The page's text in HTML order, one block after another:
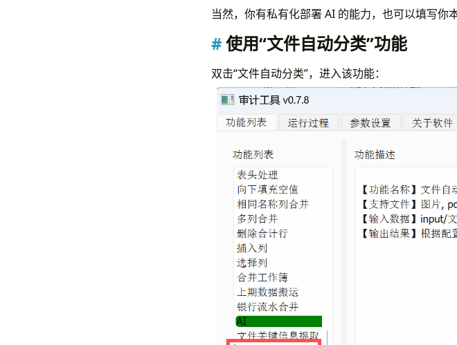
当然，你有私有化部署 AI 的能力，也可以填写
使用“文件自动分类”功能
双击“文件自动分类”，进入该功能：